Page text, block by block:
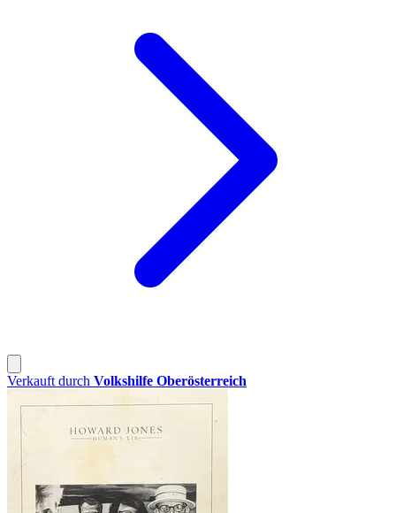
Verkauft durch Volkshilfe Oberösterreich